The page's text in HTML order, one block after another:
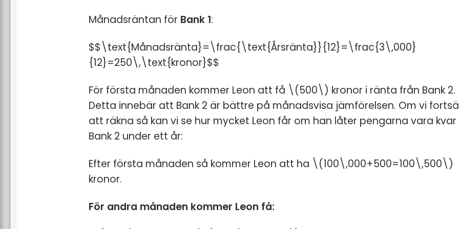
Månadsräntan för Bank 1:
$$\text{Månadsränta}=\frac{\text{Årsränta}}{12}=\frac{3\,000}
{12}=250\,\text{kronor}$$
För första månaden kommer Leon att få \(500\) kronor i ränta från Bank 2.
Detta innebär att Bank 2 är bättre på månadsvisa jämförelsen. Om vi
att räkna så kan vi se hur mycket Leon får om han låter pengarna vara
Bank 2 under ett år:
Efter första månaden så kommer Leon att ha \(100\,000+500=100\,500\)
kronor.
För andra månaden kommer Leon få: